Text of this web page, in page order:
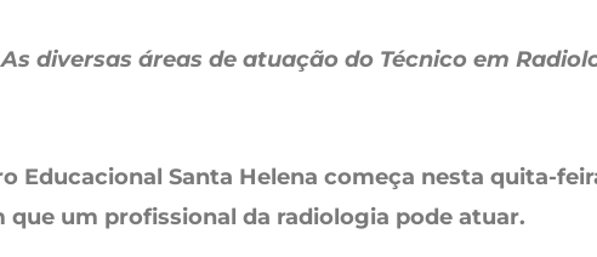
diversas áreas de atuação do Técnico em
Educacional Santa Helena começa nesta quita-
um profissional da radiologia pode atuar.